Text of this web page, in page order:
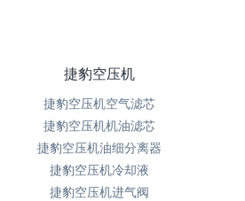
捷豹空压机
捷豹空压机空气滤芯
捷豹空压机机油滤芯
捷豹空压机油细分离器
捷豹空压机冷却液
捷豹空压机进气阀